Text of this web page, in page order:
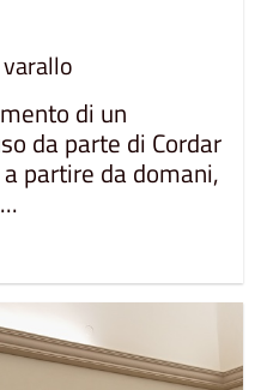
di un
da parte di Cordar
partire da domani,